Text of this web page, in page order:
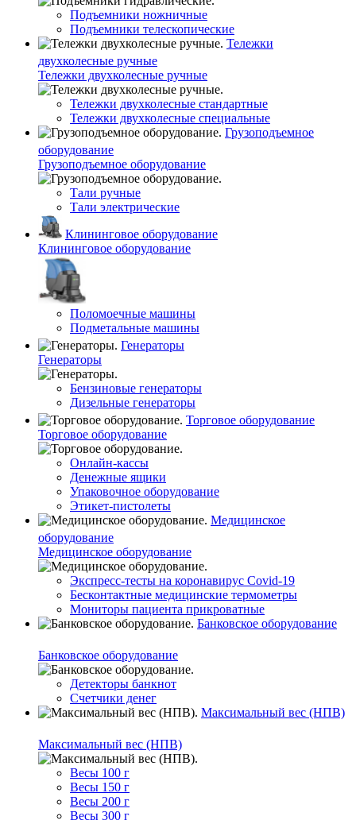
Подъемники ножничные
Подъемники телескопические
Тележки
двухколесные ручные
Тележки двухколесные ручные
Тележки двухколесные стандартные
Тележки двухколесные специальные
Грузоподъемное
оборудование
Грузоподъемное оборудование
Тали ручные
Тали электрические
Клининговое оборудование
Клининговое оборудование
Поломоечные машины
Подметальные машины
Генераторы
Генераторы
Бензиновые генераторы
Дизельные генераторы
Торговое оборудование
Торговое оборудование
Онлайн-кассы
Денежные ящики
Упаковочное оборудование
Этикет-пистолеты
Медицинское
оборудование
Медицинское оборудование
Экспресс-тесты на коронавирус Covid-19
Бесконтактные медицинские термометры
Мониторы пациента прикроватные
Банковское оборудование
Банковское оборудование
Детекторы банкнот
Счетчики денег
Максимальный вес (НПВ)
Максимальный вес (НПВ)
Весы 100 г
Весы 150 г
Весы 200 г
Весы 300 г